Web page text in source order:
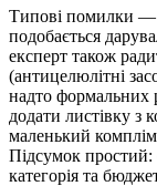
Типові помилки —
подобається
експерт також
(антицелюлітні
надто формальних
додати листівку з
маленький
Підсумок
категорія та